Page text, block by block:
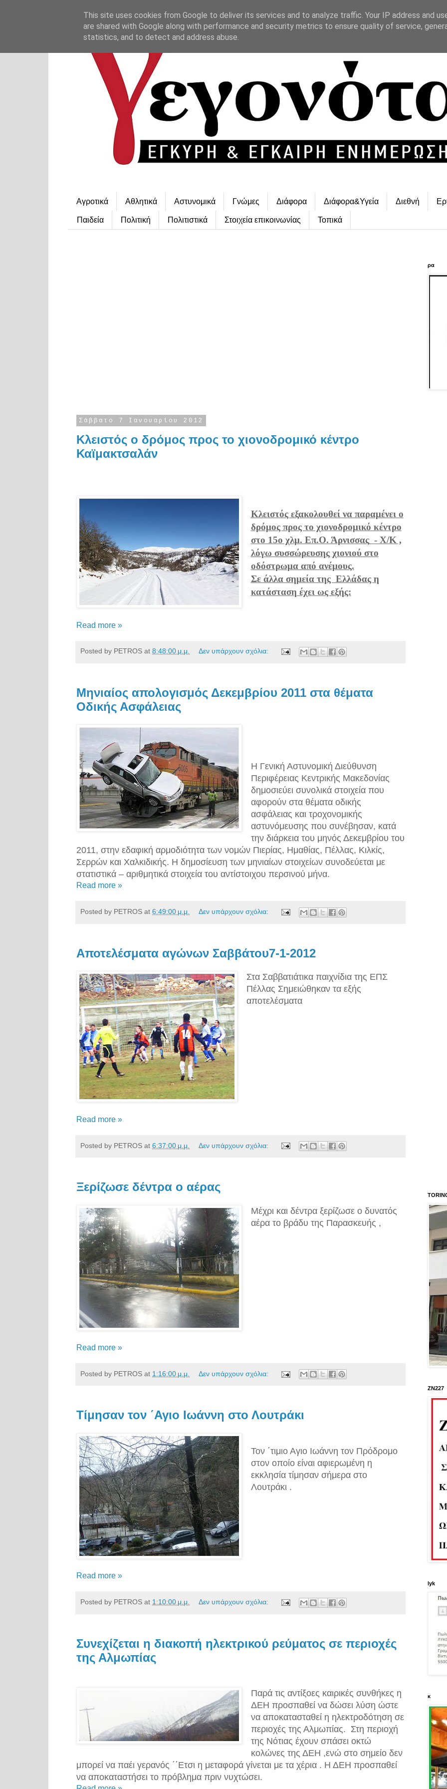
Αγροτικά Αθλητικά Αστυνομικά Γνώμες Διάφορα Διάφορα&Υγεία Διεθνή
Παιδεία Πολιτική Πολιτιστικά Στοιχεία επικοινωνίας Τοπικά
Σάββατο 7 Ιανουαρίου 2012
Κλειστός ο δρόμος προς το χιονοδρομικό κέντρο
Καϊμακτσαλάν
Κλειστός εξακολουθεί να παραμένει ο
δρόμος προς το χιονοδρομικό κέντρο
στο 15ο χλμ. Επ.Ο. Άρνισσας - Χ/Κ ,
λόγω συσσώρευσης χιονιού στο
οδόστρωμα από ανέμους.
Σε άλλα σημεία της Ελλάδας η
κατάσταση έχει ως εξής:
Read more »
Posted by PETROS at 8:48:00 μ.μ. Δεν υπάρχουν σχόλια:
Μηνιαίος απολογισμός Δεκεμβρίου 2011 στα θέματα
Οδικής Ασφάλειας
Η Γενική Αστυνομική Διεύθυνση
Περιφέρειας Κεντρικής Μακεδονίας
δημοσιεύει συνολικά στοιχεία που
αφορούν στα θέματα οδικής
ασφάλειας και τροχονομικής
αστυνόμευσης που συνέβησαν, κατά
την διάρκεια του μηνός Δεκεμβρίου του
2011, στην εδαφική αρμοδιότητα των νομών Πιερίας, Ημαθίας, Πέλλας, Κιλκίς,
Σερρών και Χαλκιδικής. Η δημοσίευση των μηνιαίων στοιχείων συνοδεύεται με
στατιστικά – αριθμητικά στοιχεία του αντίστοιχου περσινού μήνα.
Read more »
Posted by PETROS at 6:49:00 μ.μ. Δεν υπάρχουν σχόλια:
Αποτελέσματα αγώνων Σαββάτου7-1-2012
Στα Σαββατιάτικα παιχνίδια της ΕΠΣ
Πέλλας Σημειώθηκαν τα εξής
αποτελέσματα
Read more »
Posted by PETROS at 6:37:00 μ.μ. Δεν υπάρχουν σχόλια:
Ξερίζωσε δέντρα ο αέρας
Μέχρι και δέντρα ξερίζωσε ο δυνατός
αέρα το βράδυ της Παρασκευής ,
Read more »
Posted by PETROS at 1:16:00 μ.μ. Δεν υπάρχουν σχόλια:
Τίμησαν τον ΄Αγιο Ιωάννη στο Λουτράκι
Τον ΄τιμιο Αγιο Ιωάννη τον Πρόδρομο
στον οποίο είναι αφιερωμένη η
εκκλησία τίμησαν σήμερα στο
Λουτράκι .
Read more »
Posted by PETROS at 1:10:00 μ.μ. Δεν υπάρχουν σχόλια:
Συνεχίζεται η διακοπή ηλεκτρικού ρεύματος σε περιοχές
της Αλμωπίας
Παρά τις αντίξοες καιρικές συνθήκες η
ΔΕΗ προσπαθεί να δώσει λύση ώστε
να αποκατασταθεί η ηλεκτροδότηση σε
περιοχές της Αλμωπίας. Στη περιοχή
της Νότιας έχουν σπάσει οκτώ
κολώνες της ΔΕΗ ,ενώ στο σημείο δεν
μπορεί να παέι γερανός ΄΄Ετσι η μεταφορά γίνεται με τα χέρια . Η ΔΕΗ προσπαθεί
να αποκαταστήσει το πρόβλημα πριν νυχτώσει.
ρα
ΖΝ227
lyk
κ
This site uses cookies from Google to deliver its services and to analyze traffic. Your IP address and
are shared with Google along with performance and security metrics to ensure quality of service,
statistics, and to detect and address abuse.